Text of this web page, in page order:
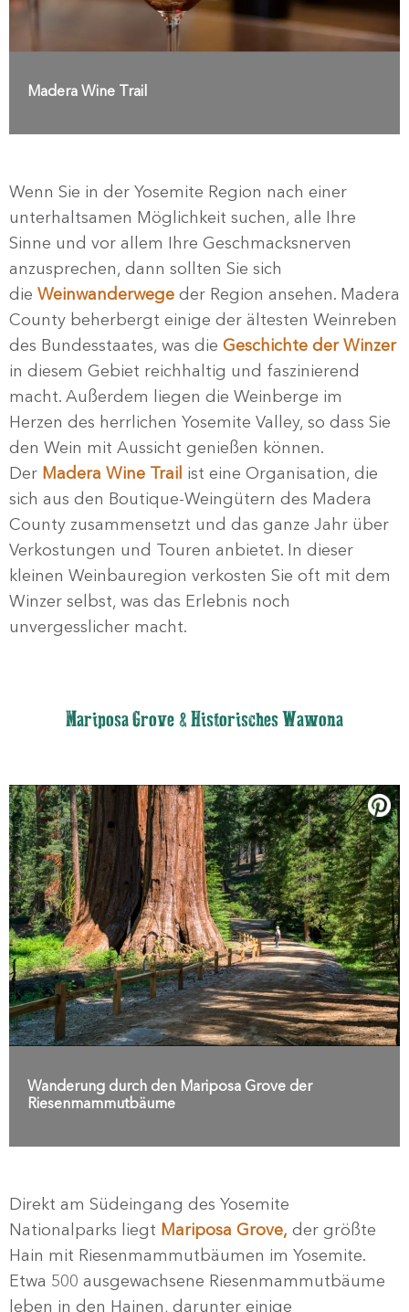
Madera Wine Trail
Wenn Sie in der Yosemite Region nach einer
unterhaltsamen Möglichkeit suchen, alle Ihre
Sinne und vor allem Ihre Geschmacksnerven
anzusprechen, dann sollten Sie sich
die Weinwanderwege der Region ansehen. Madera
County beherbergt einige der ältesten Weinreben
des Bundesstaates, was die Geschichte der Winzer
in diesem Gebiet reichhaltig und faszinierend
macht. Außerdem liegen die Weinberge im
Herzen des herrlichen Yosemite Valley, so dass Sie
den Wein mit Aussicht genießen können.
Der Madera Wine Trail
ist eine Organisation, die
sich aus den Boutique-Weingütern des Madera
County zusammensetzt und das ganze Jahr über
Verkostungen und Touren anbietet. In dieser
kleinen Weinbauregion verkosten Sie oft mit dem
Winzer selbst, was das Erlebnis noch
unvergesslicher macht.
Mariposa Grove & Historisches Wawona
Wanderung durch den Mariposa Grove der
Riesenmammutbäume
Direkt am Südeingang des Yosemite
Nationalparks liegt Mariposa Grove, der größte
Hain mit Riesenmammutbäumen im Yosemite.
Etwa 500 ausgewachsene Riesenmammutbäume
leben in den Hainen, darunter einige